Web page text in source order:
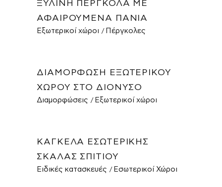
ΞΎΛΙΝΗ ΠΈΡΓΚΟΛΑ ΜΕ
ΑΦΑΙΡΟΎΜΕΝΑ ΠΑΝΙΆ
Εξωτερικοί χώροι Πέργκολες
ΔΙΑΜΌΡΦΩΣΗ ΕΞΩΤΕΡΙΚΟΎ
ΧΏΡΟΥ ΣΤΟ ΔΙΌΝΥΣΟ
Διαμορφώσεις Εξωτερικοί χώροι
ΚΆΓΚΕΛΑ ΕΣΩΤΕΡΙΚΉΣ
ΣΚΆΛΑΣ ΣΠΙΤΙΟΎ
Ειδικές κατασκευές Εσωτερικοί Χώροι